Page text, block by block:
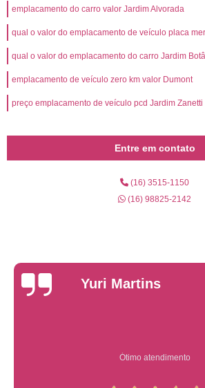
emplacamento do carro valor Jardim Alvorada
qual o valor do emplacamento de veículo placa
qual o valor do emplacamento do carro Jardim
emplacamento de veículo zero km valor Dumont
preço emplacamento de veículo pcd Jardim Zanetti
Entre em contato
(16) 3515-1150
(16) 98825-2142
Yuri Martins
Ótimo atendimento